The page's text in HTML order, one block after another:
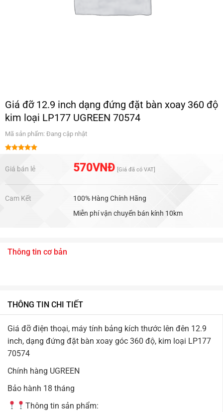
Giá đỡ 12.9 inch dạng đứng đặt bàn xoay 360 độ
kim loại LP177 UGREEN 70574
Mã sản phẩm: Đang cập nhật
5 sao
Giá bán lẻ 570VNĐ [Giá đã có VAT]
Cam Kết
100% Hàng Chính Hãng
Miễn phí vận chuyển bán kính 10km
Thông tin cơ bản
THÔNG TIN CHI TIẾT
Giá đỡ điện thoại, máy tính bảng kích thước lên đên 12.9
inch, dạng đứng đặt bàn xoay góc 360 độ, kim loại LP177
70574
Chính hàng UGREEN
Bảo hành 18 tháng
Thông tin sản phẩm: